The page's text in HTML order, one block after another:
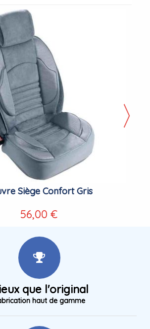
Siège Confort Gris
56,00 €
que l'original
haut de gamme